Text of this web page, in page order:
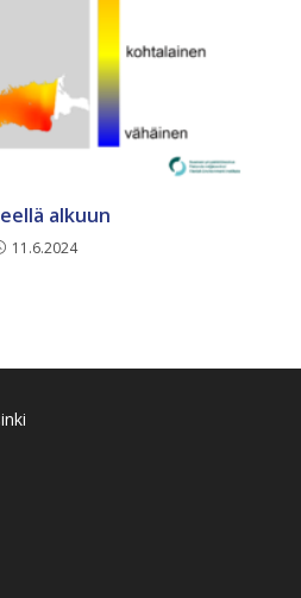
alkuun
11.6.2024